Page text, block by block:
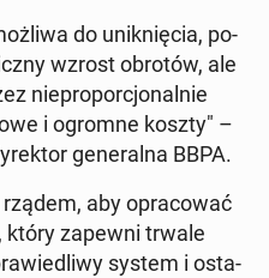
do unik­nię­cia, po­
wzrost obrotów, ale
nie­pro­por­cjo­nal­nie
i ogromne koszty" –
ge­ne­ral­na BBPA.
aby opra­co­wać
który zapewni trwale
system i osta­